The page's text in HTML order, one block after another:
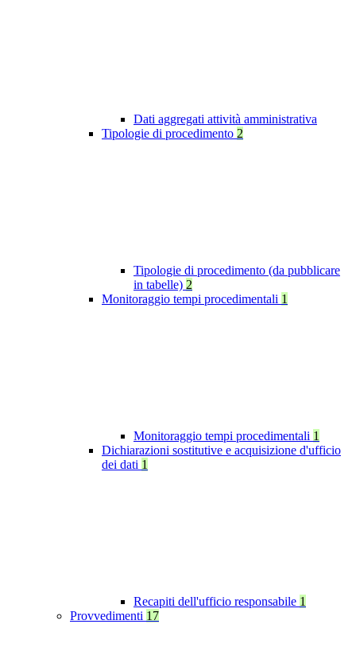
Dati aggregati attività amministrativa
Tipologie di procedimento 2
Tipologie di procedimento (da pubblicare
in tabelle) 2
Monitoraggio tempi procedimentali 1
Monitoraggio tempi procedimentali 1
Dichiarazioni sostitutive e acquisizione d'ufficio
dei dati 1
Recapiti dell'ufficio responsabile 1
Provvedimenti 17